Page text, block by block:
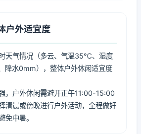
户外适宜度
天气情况（多云、气温35℃、湿度
降水0mm），整体户外休闲适宜度
，户外休闲需避开正午11:00-15:00
清晨或傍晚进行户外活动，全程做好
免中暑。